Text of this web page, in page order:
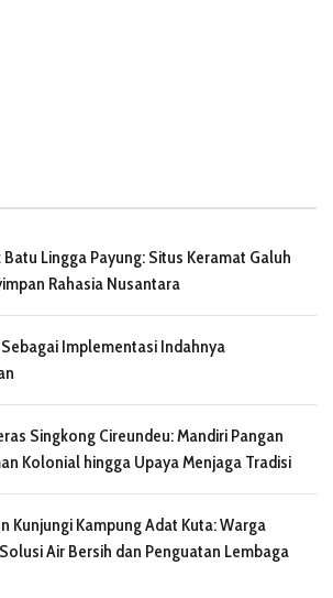
Lingga Payung: Situs Keramat Galuh
Rahasia Nusantara
Implementasi Indahnya
Singkong Cireundeu: Mandiri Pangan
Kolonial hingga Upaya Menjaga Tradisi
Kunjungi Kampung Adat Kuta: Warga
Air Bersih dan Penguatan Lembaga